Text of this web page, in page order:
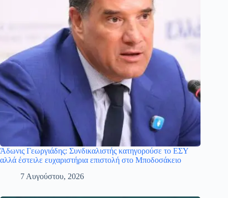
Άδωνις Γεωργιάδης: Συνδικαλιστής κατηγορούσε το ΕΣΥ
αλλά έστειλε ευχαριστήρια επιστολή στο Μποδοσάκειο
7 Αυγούστου, 2026